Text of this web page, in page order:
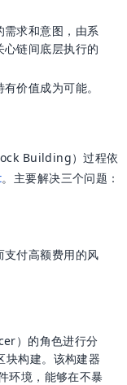
求和意图，由系
链间底层执行的
价值成为可能。
Building）过程依
。主要解决三个问题：
支付高额费用的风
）的角色进行分
构建。该构建器
环境，能够在不暴